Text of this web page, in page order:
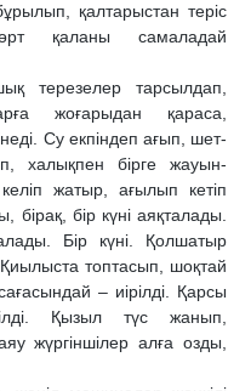
қалтарыстан теріс
қаланы самаладай
терезелер тарсылдап,
жоғарыдан қараса,
Су екпіндеп ағып, шет-
халықпен бірге жауын-
жатыр, ағылып кетіп
бір күні аяқталады.
Бір күні. Қолшатыр
Қиылыста топтасып, шоқтай
– иірілді. Қарсы
Қызыл түс жанып,
жүргіншілер алға озды,